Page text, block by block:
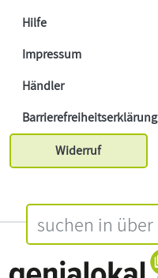
Hilfe
Impressum
Händler
Barrierefreiheitserklärung
Widerruf